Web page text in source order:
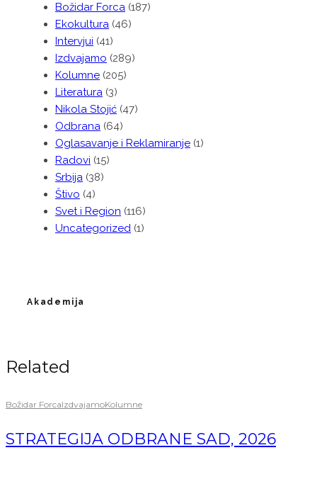
Božidar Forca (187)
Ekokultura (46)
Intervjui (41)
Izdvajamo (289)
Kolumne (205)
Literatura (3)
Nikola Stojić (47)
Odbrana (64)
Oglasavanje i Reklamiranje (1)
Radovi (15)
Srbija (38)
Štivo (4)
Svet i Region (116)
Uncategorized (1)
Akademija
Related
Božidar ForcaIzdvajamoKolumne
STRATEGIJA ODBRANE SAD, 2026